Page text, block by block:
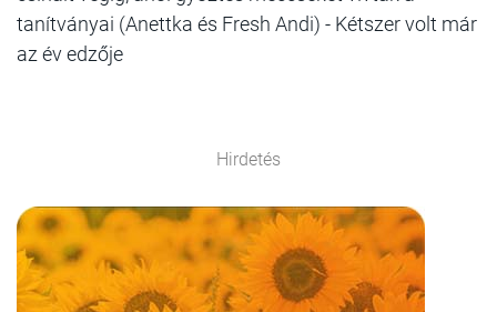
tanítványai (Anettka és Fresh Andi) - Kétszer volt már
az év edzője
Hirdetés